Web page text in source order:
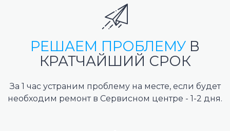
РЕШАЕМ ПРОБЛЕМУ В
КРАТЧАЙШИЙ СРОК
За 1 час устраним проблему на месте, если будет
необходим ремонт в Сервисном центре - 1-2 дня.